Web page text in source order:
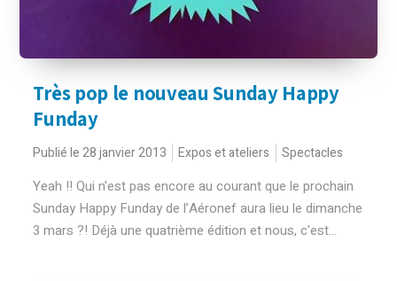
Très pop le nouveau Sunday Happy
Funday
Publié le 28 janvier 2013 Expos et ateliers Spectacles
Yeah !! Qui n'est pas encore au courant que le prochain
Sunday Happy Funday de l’Aéronef aura lieu le dimanche
3 mars ?! Déjà une quatrième édition et nous, c'est...